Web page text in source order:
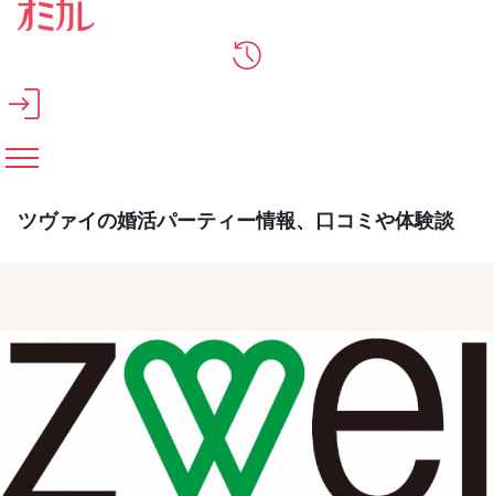
メインコンテンツへスキップ
ツヴァイの婚活パーティー情報、口コミや体験談